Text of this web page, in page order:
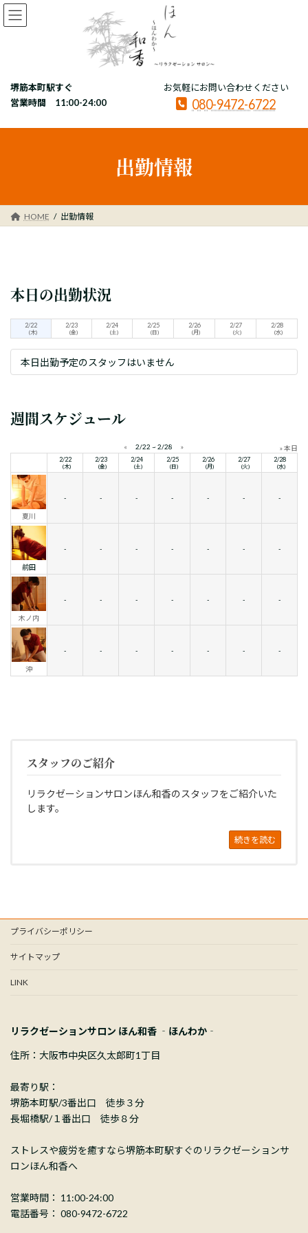
コ
ン
プ
ナ
ビ
動
堺筋本町駅すぐ
営業時間 11:00-24:00
お気軽にお問い合わせください
080-9472-6722
出勤情報
HOME 出勤情報
本日の出勤状況
2/22
(木)
2/23
(金)
2/24
(土)
2/25
(日)
2/26
(月)
2/27
(火)
2/28
(水)
本日出勤予定のスタッフはいません
週間スケジュール
« 2/22 ~ 2/28 » » 本日
2/22
(木)
2/23
(金)
2/24
(土)
2/25
(日)
2/26
(月)
2/27
(火)
2/28
(水)
夏川
- - - - - - -
前田
- - - - - - -
木ノ内
- - - - - - -
沖
- - - - - - -
スタッフのご紹介
リラクゼーションサロンほん和香のスタッフをご紹介いた
します。
続きを読む
プライバシーポリシー
サイトマップ
LINK
リラクゼーションサロン ほん和香 ‐ほんわか‐
住所：大阪市中央区久太郎町1丁目
最寄り駅：
堺筋本町駅/3番出口 徒歩３分
長堀橋駅/１番出口 徒歩８分
ストレスや疲労を癒すなら堺筋本町駅すぐのリラクゼーションサ
ロンほん和香へ
営業時間： 11:00-24:00
電話番号： 080-9472-6722